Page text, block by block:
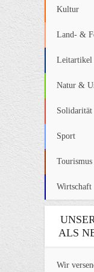
Kultur
Land- &
Leitartikel
Natur &
Sport
Tourismus
Wirtschaft
ALS
Wir